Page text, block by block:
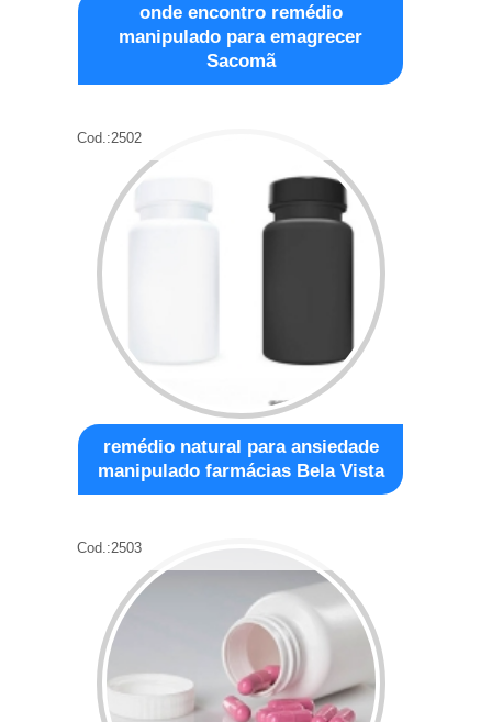
onde encontro remédio
manipulado para emagrecer
Sacomã
Cod.:2502
remédio natural para ansiedade
manipulado farmácias Bela Vista
Cod.:2503